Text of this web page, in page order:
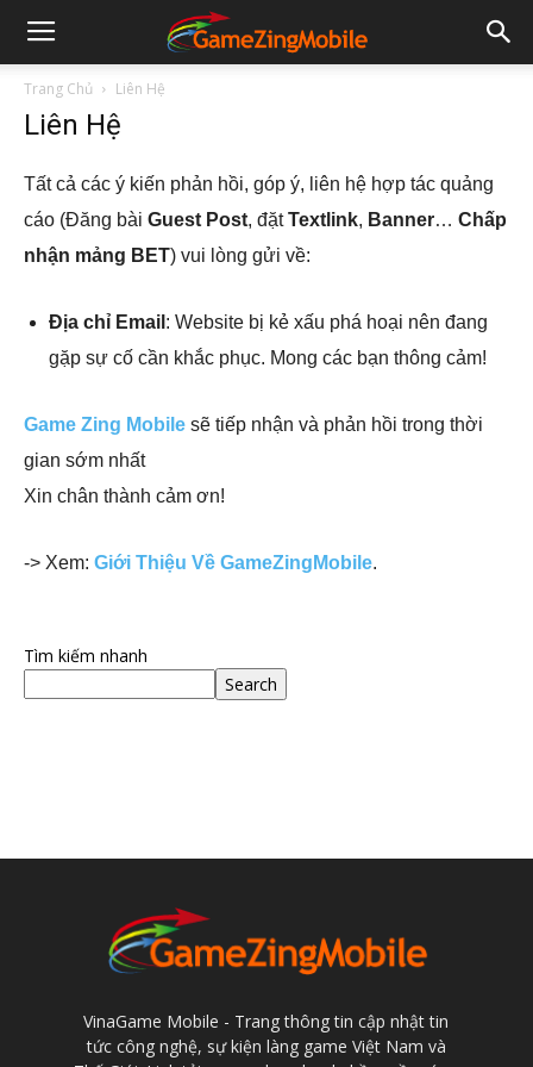
Trang Chủ Liên Hệ
Liên Hệ
Tất cả các ý kiến phản hồi, góp ý, liên hệ hợp tác quảng
cáo (Đăng bài Guest Post, đặtTextlink, Banner… Chấp
nhận mảng BET) vui lòng gửi về:
Địa chỉ Email : Website bị kẻ xấu phá hoại nên đang
gặp sự cố cần khắc phục. Mong các bạn thông cảm!
Game Zing Mobile sẽ tiếp nhận và phản hồi trong thời
gian sớm nhất
Xin chân thành cảm ơn!
-> Xem: Giới Thiệu Về GameZingMobile.
Tìm kiếm nhanh
Search
VinaGame Mobile - Trang thông tin cập nhật tin
tức công nghệ, sự kiện làng game Việt Nam và